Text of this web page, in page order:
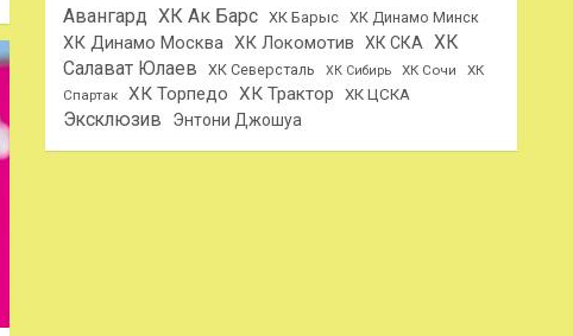
Авангард ХК Ак Барс ХК Барыс ХК Динамо Минск
ХК Динамо Москва ХК Локомотив ХК СКА
ХК
Салават Юлаев
ХК Северсталь ХК Сибирь ХК Сочи
ХК
Спартак
ХК Торпедо ХК Трактор ХК ЦСКА
Эксклюзив Энтони Джошуа